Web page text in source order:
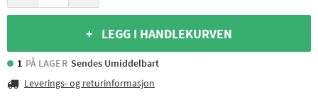
+ LEGG I HANDLEKURVEN
1 PÅ LAGER Sendes Umiddelbart
Leverings- og returinformasjon